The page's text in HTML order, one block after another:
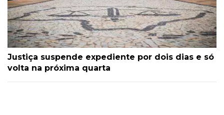
Justiça suspende expediente por dois dias e só
volta na próxima quarta